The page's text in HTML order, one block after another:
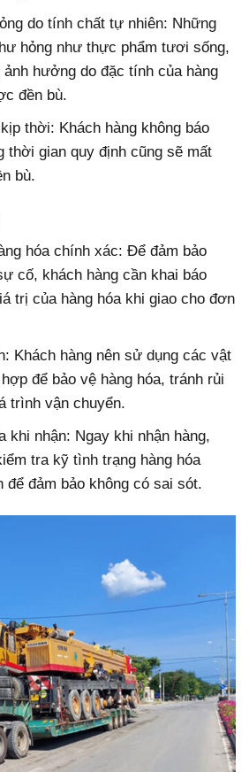
do tính chất tự nhiên: Những
hỏng như thực phẩm tươi sống,
ảnh hưởng do đặc tính của hàng
đền bù.
thời: Khách hàng không báo
thời gian quy định cũng sẽ mất
bù.
hóa chính xác: Để đảm bảo
cố, khách hàng cần khai báo
trị của hàng hóa khi giao cho đơn
Khách hàng nên sử dụng các vật
để bảo vệ hàng hóa, tránh rủi
trình vận chuyển.
khi nhận: Ngay khi nhận hàng,
tra kỹ tình trạng hàng hóa
đảm bảo không có sai sót.